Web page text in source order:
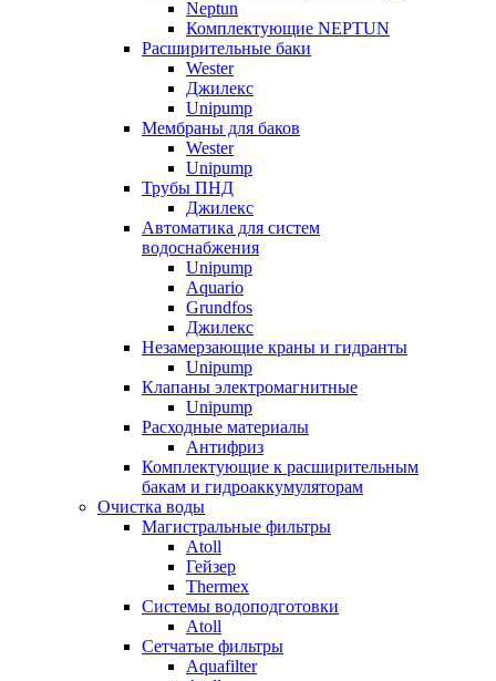
Neptun
Комплектующие NEPTUN
Расширительные баки
Wester
Джилекс
Unipump
Мембраны для баков
Wester
Unipump
Трубы ПНД
Джилекс
Автоматика для систем
водоснабжения
Unipump
Aquario
Grundfos
Джилекс
Незамерзающие краны и гидранты
Unipump
Клапаны электромагнитные
Unipump
Расходные материалы
Антифриз
Комплектующие к расширительным
бакам и гидроаккумуляторам
Очистка воды
Магистральные фильтры
Atoll
Гейзер
Thermex
Системы водоподготовки
Atoll
Сетчатые фильтры
Aquafilter